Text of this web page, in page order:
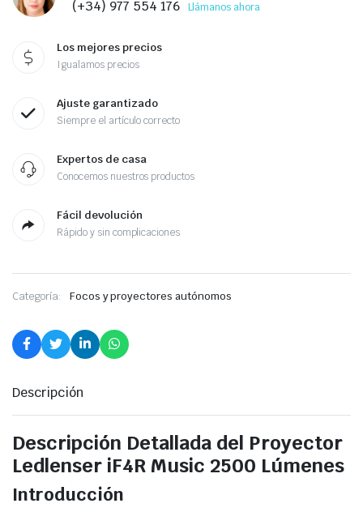
(+34) 977 554 176 Llámanos ahora
Los mejores precios
Igualamos precios
Ajuste garantizado
Siempre el artículo correcto
Expertos de casa
Conocemos nuestros productos
Fácil devolución
Rápido y sin complicaciones
Categoría: Focos y proyectores autónomos
Descripción
Descripción Detallada del Proyector
Ledlenser iF4R Music 2500 Lúmenes
Introducción